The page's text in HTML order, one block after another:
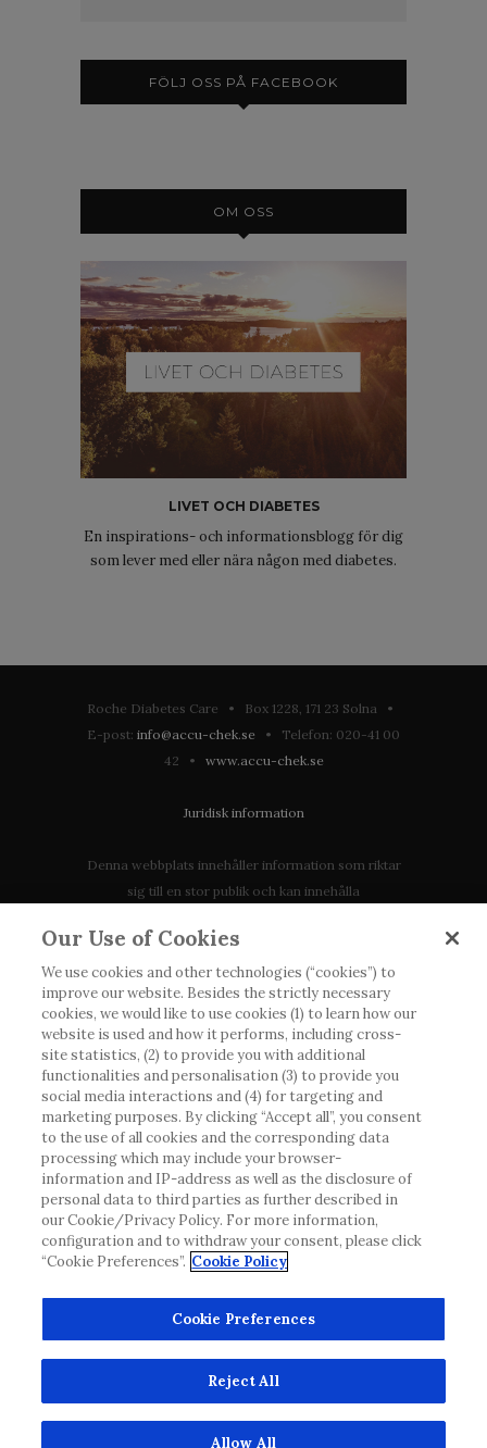
FÖLJ OSS PÅ FACEBOOK
OM OSS
LIVET OCH DIABETES
En inspirations- och informationsblogg för dig
som lever med eller nära någon med diabetes.
Roche Diabetes Care • Box 1228, 171 23 Solna •
E-post: info@accu-chek.se • Telefon: 020-41 00
42 • www.accu-chek.se
Juridisk information
Denna webbplats innehåller information som riktar
sig till en stor publik och kan innehålla
tillgänglig eller giltig i ditt land. Vänligen observera
att vi inte tar något ansvar för information som
eventuellt inte uppfyller någon gällande rättslig
process, förordning, registrering eller användning i
landet där du bor.
Roche har inte alltid möjlighet att kvalitetssäkra
andras inlägg, men kommer att ta bort vilseledande
eller olämpliga inlägg i möjligaste mån. Vi har inget
ansvar för innehållet på externa webbplatser som
det länkas till. Kopiering av material från denna
webbplats för användning någon annanstans är inte
tillåtet utan överenskommelse. Webbplatsen säljer
biverkningar eller produktklagomål. Kontakta
kundtjänst för att rapportera en händelse.
© 2022, Roche Diabetes Care. Med ensamrätt.
Our Use of Cookies
We use cookies and other technologies (“cookies”) to
improve our website. Besides the strictly necessary
cookies, we would like to use cookies (1) to learn how our
website is used and how it performs, including cross-
site statistics, (2) to provide you with additional
functionalities and personalisation (3) to provide you
social media interactions and (4) for targeting and
marketing purposes. By clicking “Accept all”, you consent
to the use of all cookies and the corresponding data
processing which may include your browser-
information and IP-address as well as the disclosure of
personal data to third parties as further described in
our Cookie/Privacy Policy. For more information,
configuration and to withdraw your consent, please click
“Cookie Preferences”. Cookie Policy
Cookie Preferences
Reject All
Allow All